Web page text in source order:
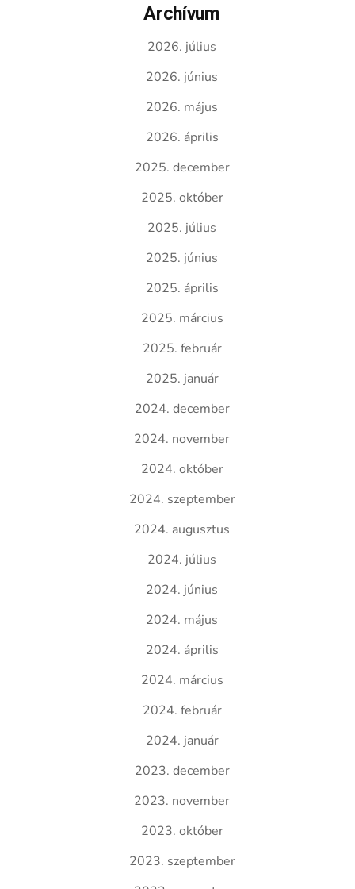
Archívum
2026. július
2026. június
2026. május
2026. április
2025. december
2025. október
2025. július
2025. június
2025. április
2025. március
2025. február
2025. január
2024. december
2024. november
2024. október
2024. szeptember
2024. augusztus
2024. július
2024. június
2024. május
2024. április
2024. március
2024. február
2024. január
2023. december
2023. november
2023. október
2023. szeptember